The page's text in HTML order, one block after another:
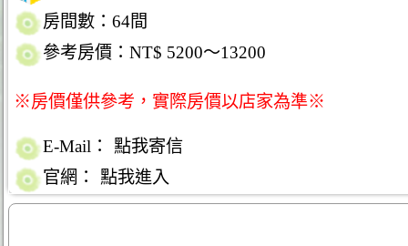
房間數：64間
參考房價：NT$ 5200～13200
※房價僅供參考，實際房價以店家為準※
E-Mail：
點我寄信
官網：
點我進入